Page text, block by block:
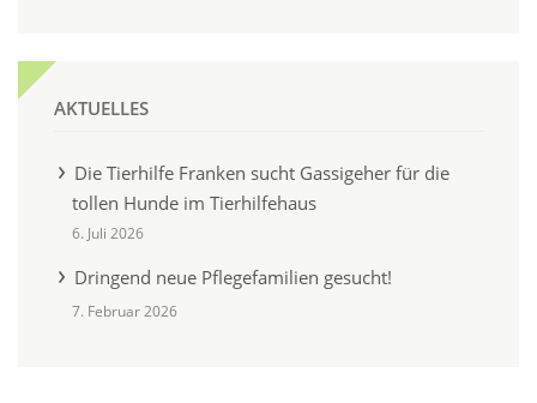
AKTUELLES
Die Tierhilfe Franken sucht Gassigeher für die
tollen Hunde im Tierhilfehaus
6. Juli 2026
Dringend neue Pflegefamilien gesucht!
7. Februar 2026